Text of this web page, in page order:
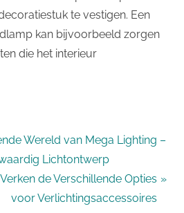
te vestigen. Een
kan bijvoorbeeld zorgen
die het interieur
Wereld van Mega Lighting –
Lichtontwerp
de Verschillende Opties
voor Verlichtingsaccessoires